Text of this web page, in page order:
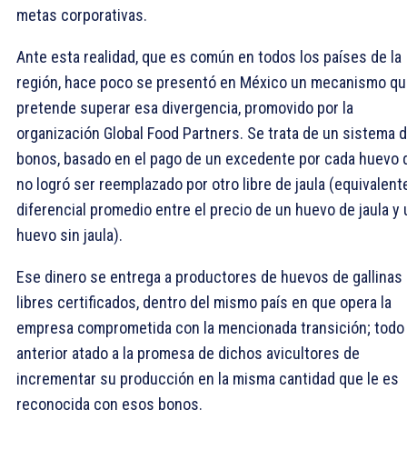
metas corporativas.
Ante esta realidad, que es común en todos los países de la
región, hace poco se presentó en México un mecanismo
pretende superar esa divergencia, promovido por la
organización Global Food Partners. Se trata de un sistema
bonos, basado en el pago de un excedente por cada huevo
no logró ser reemplazado por otro libre de jaula
diferencial promedio entre el precio de un huevo de jaula y
huevo sin jaula).
Ese dinero se entrega a productores de huevos de gallinas
libres certificados, dentro del mismo país en que opera la
empresa comprometida con la mencionada transición;
anterior atado a la promesa de dichos avicultores de
incrementar su producción en la misma cantidad que le es
reconocida con esos bonos.